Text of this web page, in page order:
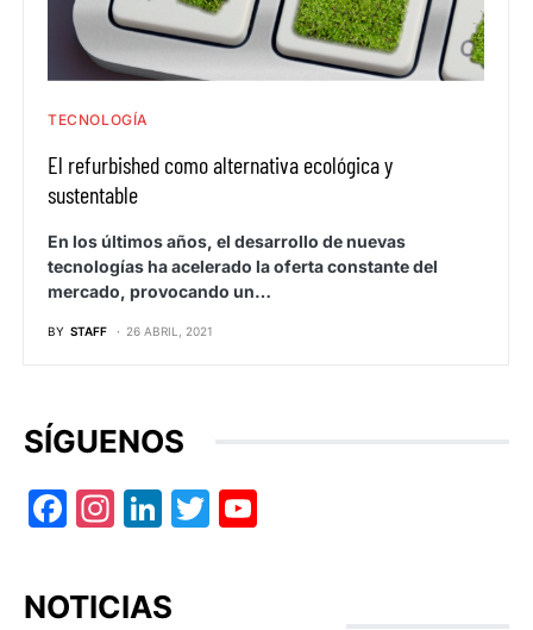
TECNOLOGÍA
El refurbished como alternativa ecológica y
sustentable
En los últimos años, el desarrollo de nuevas
tecnologías ha acelerado la oferta constante del
mercado, provocando un…
BY STAFF 26 ABRIL, 2021
SÍGUENOS
Facebook
Instagram
LinkedIn
Twitter
NOTICIAS